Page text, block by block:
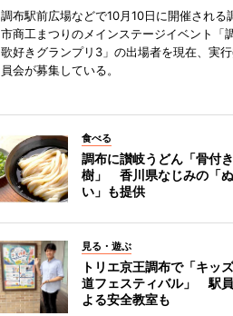
調布駅前広場などで10月10日に開催される
市商工まつりのメインステージイベント「
歌好きグランプリ3」の出場者を現在、実
員会が募集している。
食べる
調布に讃岐うどん「骨付
樹」 香川県なじみの「
い」も提供
見る・遊ぶ
トリエ京王調布で「キッ
道フェスティバル」 駅
よる安全教室も